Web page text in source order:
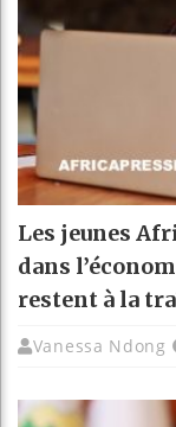
Les jeunes
dans
restent à la
Vanessa Ndong